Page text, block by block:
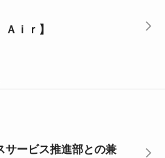
ｉｒ】
サービス推進部との兼